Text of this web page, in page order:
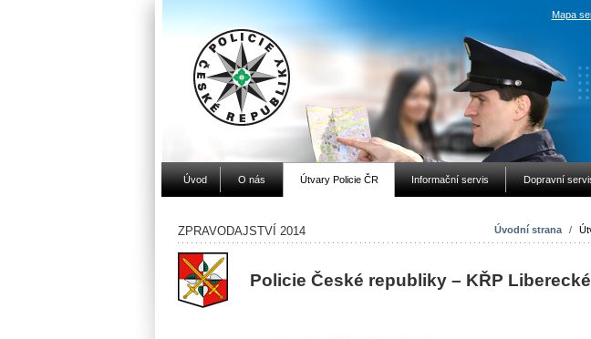
Mapa
Úvod O nás Útvary Policie ČR Informační servis Dopravní
Úvodní strana /
ZPRAVODAJSTVÍ 2014
Policie České republiky – KŘP